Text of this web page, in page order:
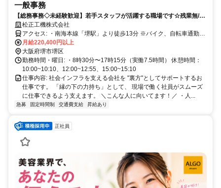
一般事務
【総務事務◇未経験歓迎】若手スタッフが活躍する職場です☆残業無/基
本土日祝休み
松正工機株式会社
アクセス: ・南海本線「堺駅」より徒歩13分 ※バイク、自転車通勤
OK
月給220,400円以上
大阪府堺市堺区
勤務時間・曜日: ・8時30分〜17時15分（実働7.5時間） 休憩時間：
10:00~10:10、12:00~12:55、15:00~15:10
仕事内容: 社会インフラを支える会社を "裏方"としてサポートするお
仕事です。 「縁の下の力持ち」として、 現場で働く社員がスムーズ
に仕事できるよう支えます。 ＼こんな人に向いてます！／ ・人...
急募 固定時間制 交通費支給 昇給あり
正社員